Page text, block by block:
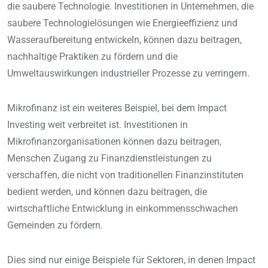
die saubere Technologie. Investitionen in Unternehmen, die
saubere Technologielösungen wie Energieeffizienz und
Wasseraufbereitung entwickeln, können dazu beitragen,
nachhaltige Praktiken zu fördern und die
Umweltauswirkungen industrieller Prozesse zu verringern.
Mikrofinanz ist ein weiteres Beispiel, bei dem Impact
Investing weit verbreitet ist. Investitionen in
Mikrofinanzorganisationen können dazu beitragen,
Menschen Zugang zu Finanzdienstleistungen zu
verschaffen, die nicht von traditionellen Finanzinstituten
bedient werden, und können dazu beitragen, die
wirtschaftliche Entwicklung in einkommensschwachen
Gemeinden zu fördern.
Dies sind nur einige Beispiele für Sektoren, in denen Impact